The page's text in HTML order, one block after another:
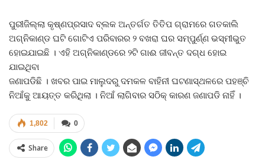
ପୁରୀଜିଲ୍ଲା କୃଷ୍ଣପ୍ରସାଦ ବ୍ଲକ ଅନ୍ତର୍ଗତ ତିତିପ ଗ୍ରାମରେ ଗତକାଲି
ଅଗ୍ନିକାଣ୍ଡ ଘଟି ଗୋଟିଏ ପରିବାରର ୨ ବଖରା ଘର ସମ୍ପୁର୍ଣ୍ଣ ଭସ୍ମୀଭୁତ
ହୋଇଯାଇଛି । ଏହି ଅଗ୍ନିକାଣ୍ଡରେ ୨ଟି ଗାଈ ଜୀବନ୍ତ ଦଗ୍ଧ ହୋଇ
ଯାଇଥିବା
ଜଣାପଡିଛି । ଖବର ପାଇ ମାଲୁଦରୁ ଦମକଳ ବାହିନୀ ଘଟଣାସ୍ଥଳରେ ପହଞ୍ଚି
ନିଆଁକୁ ଆୟତ୍ତ କରିଥିଲା । ନିଆଁ ଲାଗିବାର ସଠିକ୍‍ କାରଣ ଜଣାପଡି ନାହିଁ ।
0
1,802
Share